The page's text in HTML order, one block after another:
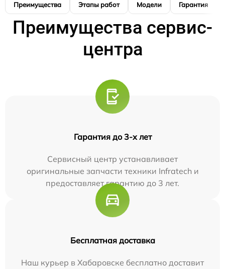
Преимущества Этапы работ Модели Гарантия
Преимущества сервис-
центра
Гарантия до 3-х лет
Сервисный центр устанавливает
оригинальные запчасти техники Infratech и
предоставляет гарантию до 3 лет.
Бесплатная доставка
Наш курьер в Хабаровске бесплатно доставит